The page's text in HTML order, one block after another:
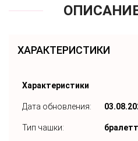
ХАРАКТЕРИСТИКИ
Характеристики
Дата обновления:
Тип чашки: бралетт